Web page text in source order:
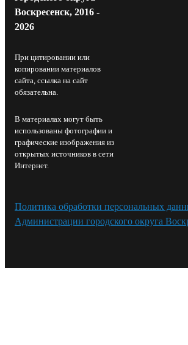
Воскресенск, 2016 -
2026
При цитировании или
копировании материалов
сайта, ссылка на сайт
обязательна.
В материалах могут быть
использованы фотографии и
графические изображения из
открытых источников в сети
Интернет.
Политика обработки персональных
Администрации городского округа